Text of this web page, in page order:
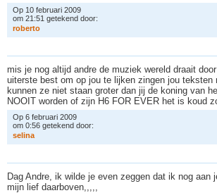
Op 10 februari 2009
om 21:51 getekend door:
roberto
mis je nog altijd andre de muziek wereld draait
uiterste best om op jou te lijken zingen jou teksten
kunnen ze niet staan groter dan jij de koning van
NOOIT worden of zijn H6 FOR EVER het is koud
Op 6 februari 2009
om 0:56 getekend door:
selina
Dag Andre, ik wilde je even zeggen dat ik nog aan
mijn lief daarboven,,,,,